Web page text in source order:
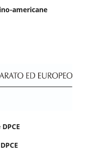
americane